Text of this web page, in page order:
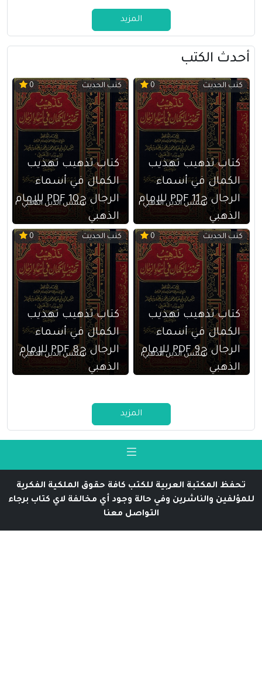
المزيد
أحدث الكتب
كتب الحديث 0
كتاب تذهيب تهذيب
الكمال في أسماء
الرجال ج11 PDF للإمام
الذهبي
شمس الدين الذهبي
كتب الحديث 0
كتاب تذهيب تهذيب
الكمال في أسماء
الرجال ج10 PDF للإمام
الذهبي
شمس الدين الذهبي
كتب الحديث 0
كتاب تذهيب تهذيب
الكمال في أسماء
الرجال ج9 PDF للإمام
الذهبي
شمس الدين الذهبي
كتب الحديث 0
كتاب تذهيب تهذيب
الكمال في أسماء
الرجال ج8 PDF للإمام
الذهبي
شمس الدين الذهبي
المزيد
تحفظ المكتبة العربية للكتب كافة حقوق الملكية الفكرية
للمؤلفين والناشرين وفي حالة وجود أي مخالفة لاي كتاب برجاء
التواصل معنا